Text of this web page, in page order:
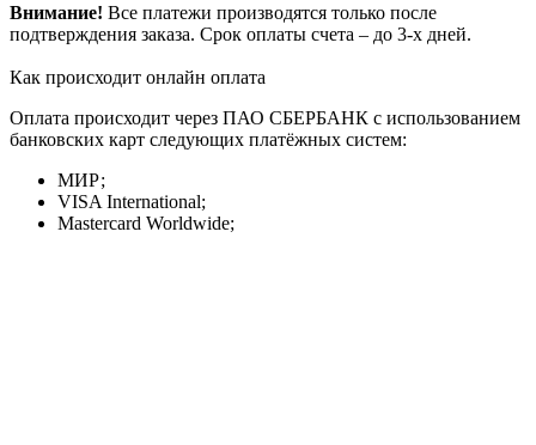
Внимание! Все платежи производятся только после
подтверждения заказа. Срок оплаты счета – до 3-х дней.
Как происходит онлайн оплата
Оплата происходит через ПАО СБЕРБАНК с использованием
банковских карт следующих платёжных систем:
МИР;
VISA International;
Mastercard Worldwide;